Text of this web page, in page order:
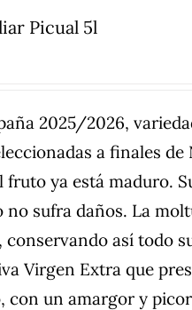
Picual 5l
2025/2026,
a finales de
ya está maduro.
sufra daños. La
conservando así todo
Virgen Extra que
un amargor y